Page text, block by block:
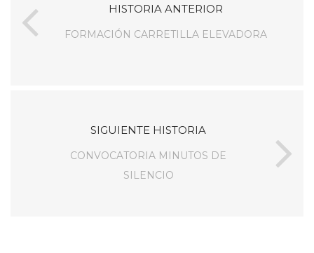
HISTORIA ANTERIOR
FORMACIÓN CARRETILLA ELEVADORA
SIGUIENTE HISTORIA
CONVOCATORIA MINUTOS DE
SILENCIO